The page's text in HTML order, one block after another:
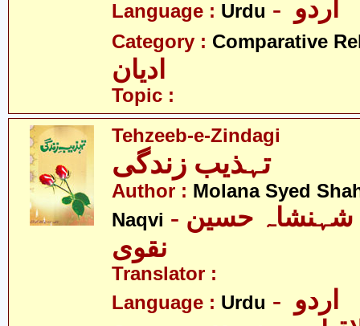
Language : Urdu
Category : Comparative
ادیان
Topic :
Tehzeeb-e-Zindagi
تہذیب زندگی
Author : Molana Syed
Naqvi - مولانا سیّد شہنشاہ حسین
نقوی
Translator :
Language : Urdu